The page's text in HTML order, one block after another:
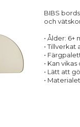
BIBS
och
• Ålder: 6+
•
•
• Kan
• Lätt att
•